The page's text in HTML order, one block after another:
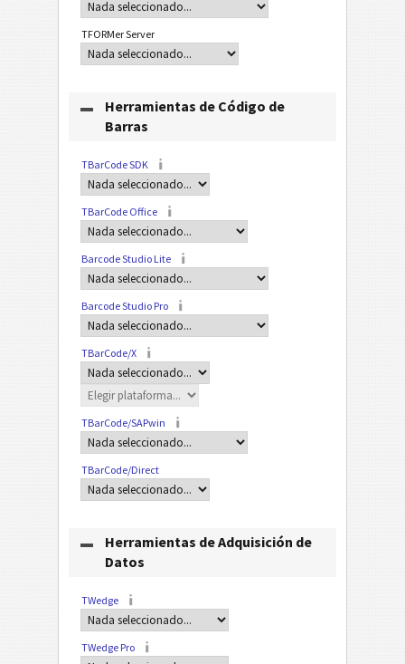
TFORMer Server
Herramientas de Código de
Barras
TBarCode SDK
TBarCode Office
Barcode Studio Lite
Barcode Studio Pro
TBarCode/X
TBarCode/SAPwin
TBarCode/Direct
Herramientas de Adquisición de
Datos
TWedge
TWedge Pro